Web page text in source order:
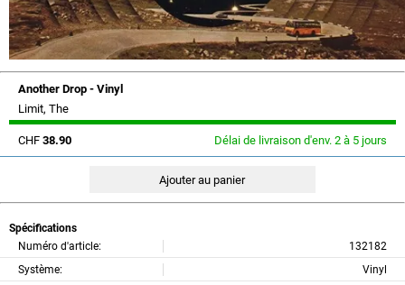
Another Drop - Vinyl
Limit, The
CHF 38.90 Délai de livraison d'env. 2 à 5 jours
Spécifications
Numéro d'article:
132182
Système:
Vinyl